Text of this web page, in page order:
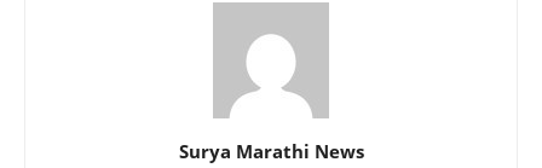
Surya Marathi News